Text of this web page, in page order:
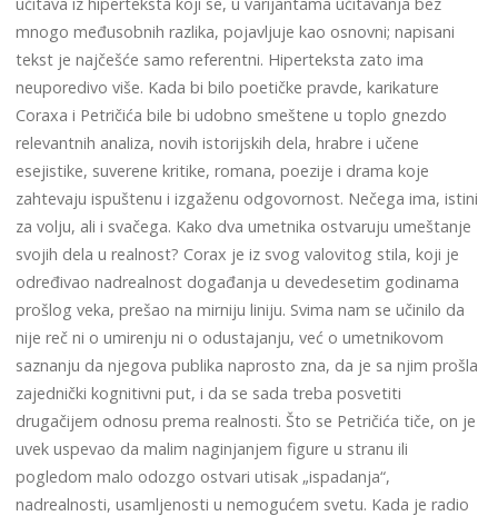
mnogo međusobnih razlika, pojavljuje kao osnovni; napisani
tekst je najčešće samo referentni. Hiperteksta zato ima
neuporedivo više. Kada bi bilo poetičke pravde, karikature
Coraxa i Petričića bile bi udobno smeštene u toplo gnezdo
relevantnih analiza, novih istorijskih dela, hrabre i učene
esejistike, suverene kritike, romana, poezije i drama koje
zahtevaju ispuštenu i izgaženu odgovornost. Nečega ima, istini
za volju, ali i svačega. Kako dva umetnika ostvaruju umeštanje
svojih dela u realnost? Corax je iz svog valovitog stila, koji je
određivao nadrealnost događanja u devedesetim godinama
prošlog veka, prešao na mirniju liniju. Svima nam se učinilo da
nije reč ni o umirenju ni o odustajanju, već o umetnikovom
saznanju da njegova publika naprosto zna, da je sa njim prošla
zajednički kognitivni put, i da se sada treba posvetiti
drugačijem odnosu prema realnosti. Što se Petričića tiče, on je
uvek uspevao da malim naginjanjem figure u stranu ili
pogledom malo odozgo ostvari utisak „ispadanja“,
nadrealnosti, usamljenosti u nemogućem svetu. Kada je radio